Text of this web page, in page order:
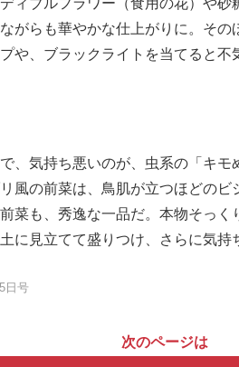
ィブルフラワー（食用の花）や砂
がらも華やかな仕上がりに。その
や、ブラックライトを当てると不
、気持ち悪いのが、虫系の「キモ
風の前菜は、鳥肌が立つほどのビ
菜も、秀逸な一品だ。本物そっく
に見立てて盛りつけ、さらに気持
日号
次のページは